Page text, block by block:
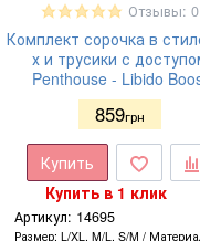
Отзывы: 0
Комплект сорочка в
х и трусики с
Penthouse - Libido
859грн
Купить
Купить в 1 клик
Артикул: 14695
Размер L/XL, M/L, S/M